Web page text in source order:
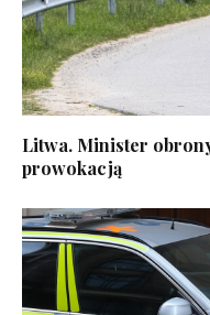
Litwa. Minister
prowokacją